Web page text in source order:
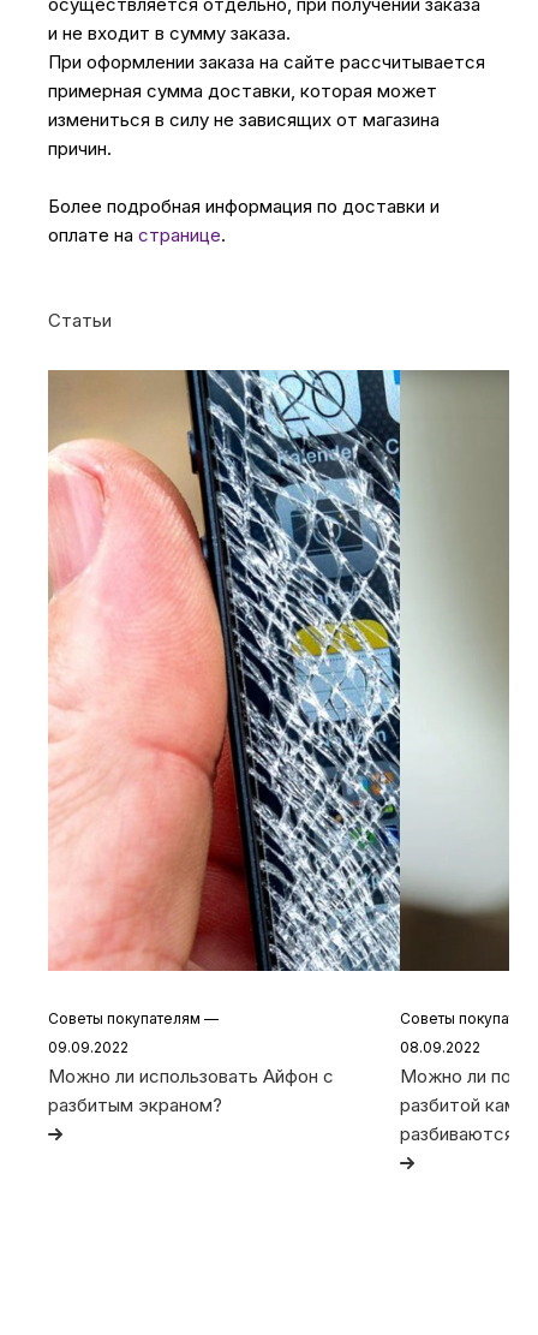
и не входит в сумму заказа.
При оформлении заказа на сайте рассчитывается
примерная сумма доставки, которая может
измениться в силу не зависящих от магазина
причин.
Более подробная информация по доставки и
оплате на странице.
Статьи
Советы покупателям —
09.09.2022
Можно ли использовать Айфон с
разбитым экраном?
Советы
08.09.2022
Можно ли
разбитой
разбиваются